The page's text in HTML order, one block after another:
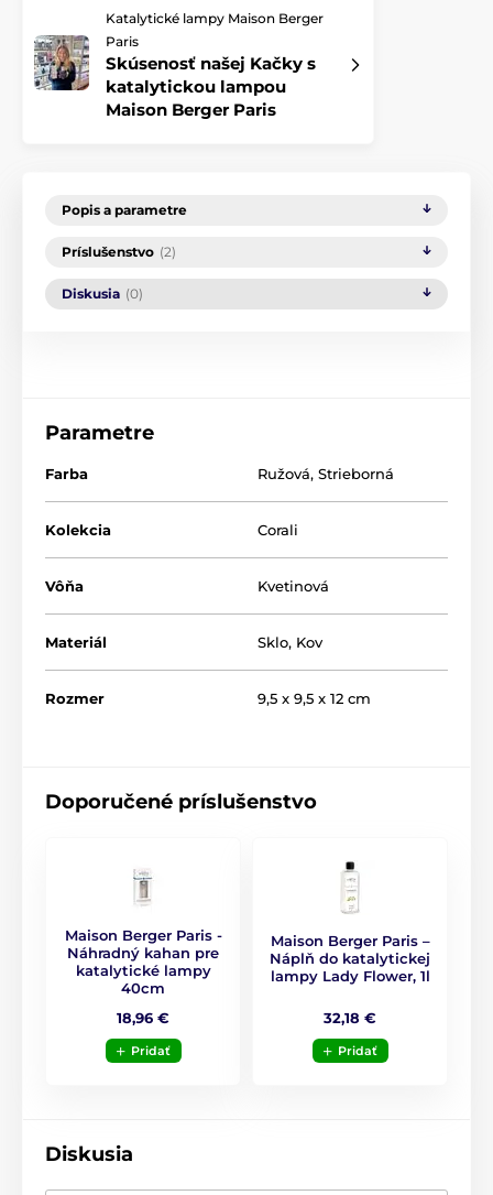
Katalytické lampy Maison Berger
Paris
Skúsenosť našej Kačky s
katalytickou lampou
Maison Berger Paris
Popis a parametre
Príslušenstvo (2)
Diskusia (0)
Parametre
Farba Ružová, Strieborná
Kolekcia Corali
Vôňa Kvetinová
Materiál Sklo, Kov
Rozmer 9,5 x 9,5 x 12 cm
Čas difúze 10h difuze - 40h vôňa
Originálny obal/balenie Darčeková krabička
Doporučené príslušenstvo
Maison Berger Paris -
Náhradný kahan pre
katalytické lampy
40cm
18,96 €
Pridať
Maison Berger Paris –
Náplň do katalytickej
lampy Lady Flower, 1l
32,18 €
Pridať
Diskusia